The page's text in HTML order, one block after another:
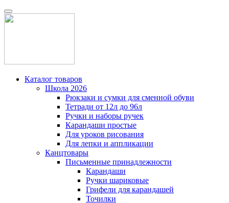
Каталог товаров
Школа 2026
Рюкзаки и сумки для сменной обуви
Тетради от 12л до 96л
Ручки и наборы ручек
Карандаши простые
Для уроков рисования
Для лепки и аппликации
Канцтовары
Письменные принадлежности
Карандаши
Ручки шариковые
Грифели для карандашей
Точилки